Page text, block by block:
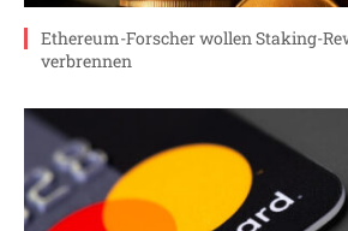
Ethereum-Forscher wollen Staking-
verbrennen